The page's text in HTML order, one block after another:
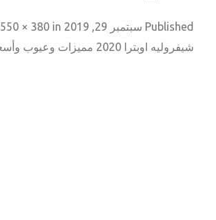
Published سبتمبر 29, 2019 550 × 380 in
شيفروليه اوبترا 2020 مميزات وعيوب وأسعار ومواصفات